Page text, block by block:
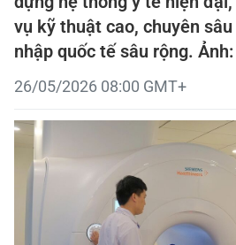
vụ kỹ thuật cao, chuyên
nhập quốc tế sâu rộng.
26/05/2026 08:00 GMT+